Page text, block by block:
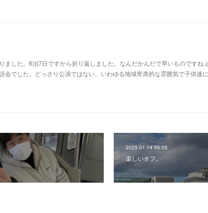
ました。6泊7日ですから折り返しました。なんだかんだで早いものですね
会でした。どっさり公演ではない、いわゆる地域寄席的な雰囲気で子供達
2025.01.14 05:05
楽しいオフ。